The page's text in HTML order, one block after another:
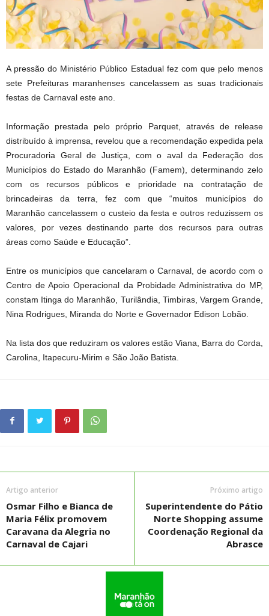
A pressão do Ministério Público Estadual fez com que pelo menos
sete Prefeituras maranhenses cancelassem as suas tradicionais
festas de Carnaval este ano.
Informação prestada pelo próprio Parquet, através de release
distribuído à imprensa, revelou que a recomendação expedida pela
Procuradoria Geral de Justiça, com o aval da Federação dos
Municípios do Estado do Maranhão (Famem), determinando zelo
com os recursos públicos e prioridade na contratação de
brincadeiras da terra, fez com que “muitos municípios do
Maranhão cancelassem o custeio da festa e outros reduzissem os
valores, por vezes destinando parte dos recursos para outras
áreas como Saúde e Educação”.
Entre os municípios que cancelaram o Carnaval, de acordo com o
Centro de Apoio Operacional da Probidade Administrativa do MP,
constam Itinga do Maranhão, Turilândia, Timbiras, Vargem Grande,
Nina Rodrigues, Miranda do Norte e Governador Edison Lobão.
Na lista dos que reduziram os valores estão Viana, Barra do Corda,
Carolina, Itapecuru-Mirim e São João Batista.
Artigo anterior
Osmar Filho e Bianca de
Maria Félix promovem
Caravana da Alegria no
Carnaval de Cajari
Próximo artigo
Superintendente do Pátio
Norte Shopping assume
Coordenação Regional da
Abrasce